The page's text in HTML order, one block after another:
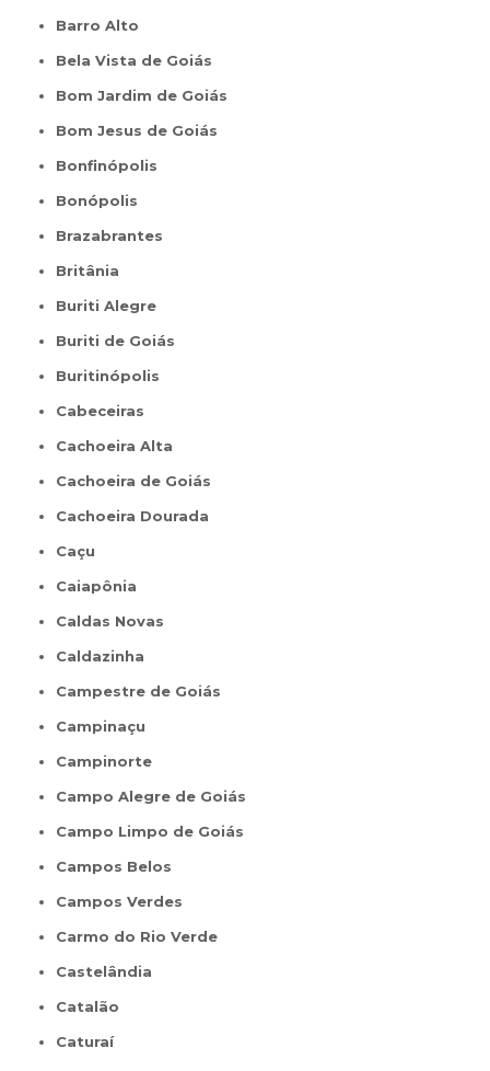
Barro Alto
Bela Vista de Goiás
Bom Jardim de Goiás
Bom Jesus de Goiás
Bonfinópolis
Bonópolis
Brazabrantes
Britânia
Buriti Alegre
Buriti de Goiás
Buritinópolis
Cabeceiras
Cachoeira Alta
Cachoeira de Goiás
Cachoeira Dourada
Caçu
Caiapônia
Caldas Novas
Caldazinha
Campestre de Goiás
Campinaçu
Campinorte
Campo Alegre de Goiás
Campo Limpo de Goiás
Campos Belos
Campos Verdes
Carmo do Rio Verde
Castelândia
Catalão
Caturaí